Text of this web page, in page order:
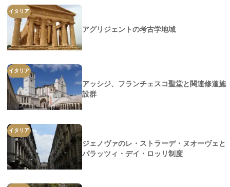
イタリア
アグリジェントの考古学地域
イタリア
アッシジ、フランチェスコ聖堂と関連修道施
設群
イタリア
ジェノヴァのレ・ストラーデ・ヌオーヴェと
パラッツィ・デイ・ロッリ制度